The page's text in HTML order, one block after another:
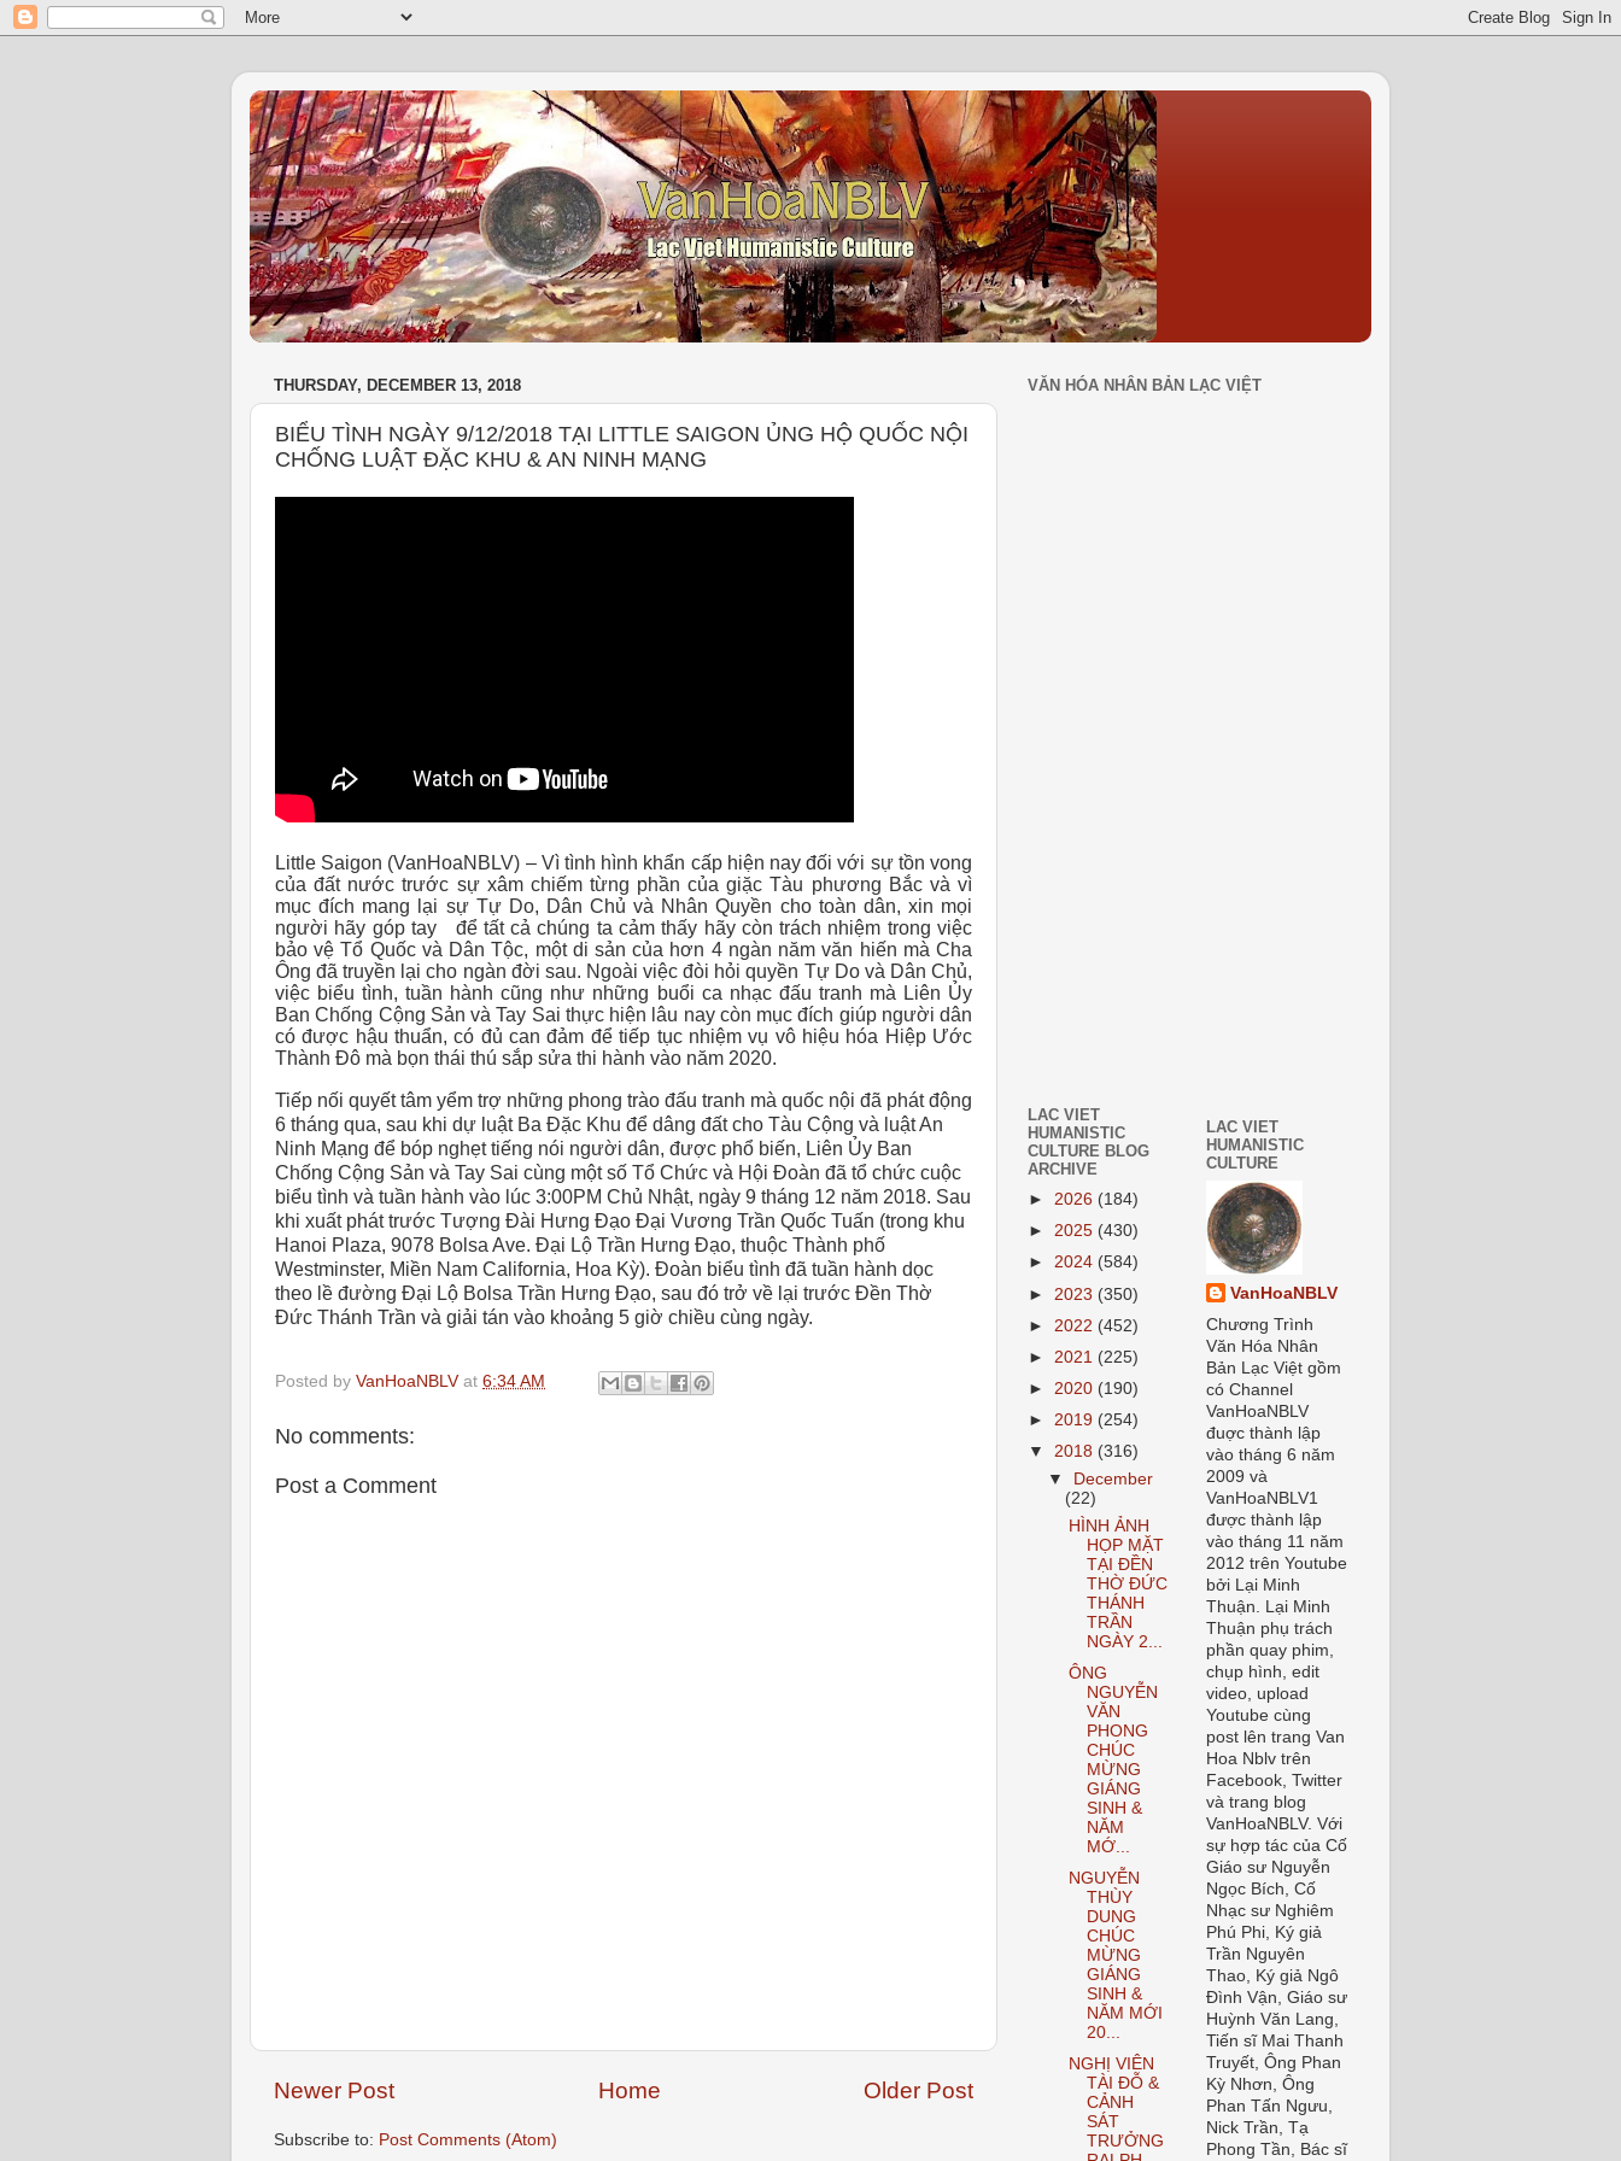
THURSDAY, DECEMBER 13, 2018
BIỂU TÌNH NGÀY 9/12/2018 TẠI LITTLE SAIGON ỦNG HỘ QUỐC NỘI
CHỐNG LUẬT ĐẶC KHU & AN NINH MẠNG
Little Saigon (VanHoaNBLV) – Vì tình hình khẩn cấp hiện nay đối với sự tồn vong
của đất nước trước sự xâm chiếm từng phần của giặc Tàu phương Bắc và vì
mục đích mang lại sự Tự Do, Dân Chủ và Nhân Quyền cho toàn dân, xin mọi
người hãy góp tay để tất cả chúng ta cảm thấy hãy còn trách nhiệm trong việc
bảo vệ Tổ Quốc và Dân Tộc, một di sản của hơn 4 ngàn năm văn hiến mà Cha
Ông đã truyền lại cho ngàn đời sau. Ngoài việc đòi hỏi quyền Tự Do và Dân Chủ,
việc biểu tình, tuần hành cũng như những buổi ca nhạc đấu tranh mà Liên Ủy
Ban Chống Cộng Sản và Tay Sai thực hiện lâu nay còn mục đích giúp người dân
có được hậu thuẩn, có đủ can đảm để tiếp tục nhiệm vụ vô hiệu hóa Hiệp Ước
Thành Đô mà bọn thái thú sắp sửa thi hành vào năm 2020.
Tiếp nối quyết tâm yểm trợ những phong trào đấu tranh mà quốc nội đã phát động
6 tháng qua, sau khi dự luật Ba Đặc Khu để dâng đất cho Tàu Cộng và luật An
Ninh Mạng để bóp nghẹt tiếng nói người dân, được phổ biến, Liên Ủy Ban
Chống Cộng Sản và Tay Sai cùng một số Tổ Chức và Hội Đoàn đã tổ chức cuộc
biểu tình và tuần hành vào lúc 3:00PM Chủ Nhật, ngày 9 tháng 12 năm 2018. Sau
khi xuất phát trước Tượng Đài Hưng Đạo Đại Vương Trần Quốc Tuấn (trong khu
Hanoi Plaza, 9078 Bolsa Ave. Đại Lộ Trần Hưng Đạo, thuộc Thành phố
Westminster, Miền Nam California, Hoa Kỳ). Đoàn biểu tình đã tuần hành dọc
theo lề đường Đại Lộ Bolsa Trần Hưng Đạo, sau đó trở về lại trước Đền Thờ
Đức Thánh Trần và giải tán vào khoảng 5 giờ chiều cùng ngày.
Posted by VanHoaNBLV at 6:34 AM
No comments:
Post a Comment
Newer Post Older Post
Home
Subscribe to: Post Comments (Atom)
VĂN HÓA NHÂN BẢN LẠC VIỆT
LAC VIET
HUMANISTIC
CULTURE BLOG
ARCHIVE
► 2026 (184)
► 2025 (430)
► 2024 (584)
► 2023 (350)
► 2022 (452)
► 2021 (225)
► 2020 (190)
► 2019 (254)
▼ 2018 (316)
▼
December
(22)
HÌNH ẢNH
HỌP MẶT
TẠI ĐỀN
THỜ ĐỨC
THÁNH
TRẦN
NGÀY 2...
ÔNG
NGUYỄN
VĂN
PHONG
CHÚC
MỪNG
GIÁNG
SINH &
NĂM
MỚ...
NGUYỄN
THÙY
DUNG
CHÚC
MỪNG
GIÁNG
SINH &
NĂM MỚI
20...
NGHỊ VIÊN
TÀI ĐỖ &
CẢNH
SÁT
TRƯỞNG
LAC VIET
HUMANISTIC
CULTURE
VanHoaNBLV
Chương Trình
Văn Hóa Nhân
Bản Lạc Việt gồm
có Channel
VanHoaNBLV
đuợc thành lập
vào tháng 6 năm
2009 và
VanHoaNBLV1
được thành lập
vào tháng 11 năm
2012 trên Youtube
bởi Lại Minh
Thuận. Lại Minh
Thuận phụ trách
phần quay phim,
chụp hình, edit
video, upload
Youtube cùng
post lên trang Van
Hoa Nblv trên
Facebook, Twitter
và trang blog
VanHoaNBLV. Với
sự hợp tác của Cố
Giáo sư Nguyễn
Ngọc Bích, Cố
Nhạc sư Nghiêm
Phú Phi, Ký giả
Trần Nguyên
Thao, Ký giả Ngô
Đình Vận, Giáo sư
Huỳnh Văn Lang,
Tiến sĩ Mai Thanh
Truyết, Ông Phan
Kỳ Nhơn, Ông
Phan Tấn Ngưu,
Nick Trần, Tạ
Phong Tần, Bác sĩ